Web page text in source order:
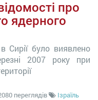
про
ядерного
Сирії було виявлено
2007 року при
переглядів
Ізраїль